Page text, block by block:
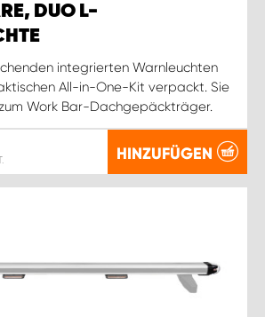
DUO L-
integrierten Warnleuchten
All-in-One-Kit verpackt. Sie
Work Bar-Dachgepäckträger.
HINZUFÜGEN